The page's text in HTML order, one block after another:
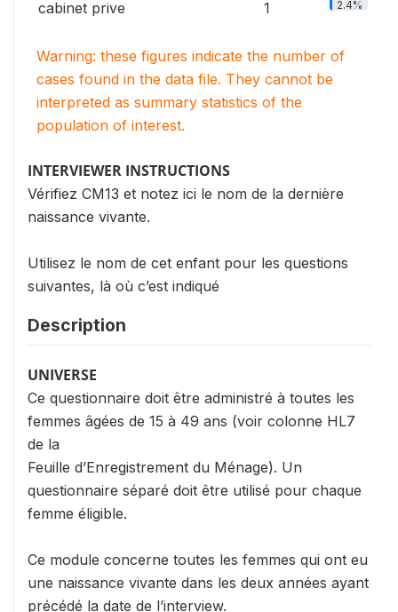
cabinet prive 1 2.4%
Warning: these figures indicate the number of
cases found in the data file. They cannot be
interpreted as summary statistics of the
population of interest.
INTERVIEWER INSTRUCTIONS
Vérifiez CM13 et notez ici le nom de la dernière
naissance vivante.
Utilisez le nom de cet enfant pour les questions
suivantes, là où c’est indiqué
Description
UNIVERSE
Ce questionnaire doit être administré à toutes les
femmes âgées de 15 à 49 ans (voir colonne HL7
de la
Feuille d’Enregistrement du Ménage). Un
questionnaire séparé doit être utilisé pour chaque
femme éligible.
Ce module concerne toutes les femmes qui ont eu
une naissance vivante dans les deux années ayant
précédé la date de l’interview.